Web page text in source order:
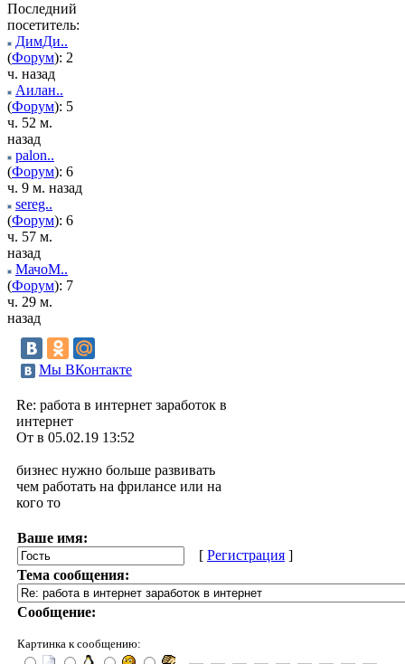
Последний
посетитель:
ДимДи..
(Форум): 2
ч. назад
Аилан..
(Форум): 5
ч. 52 м.
назад
palon..
(Форум): 6
ч. 9 м. назад
sereg..
(Форум): 6
ч. 57 м.
назад
МачоМ..
(Форум): 7
ч. 29 м.
назад
Мы ВКонтакте
Re: работа в интернет заработок в
интернет
От в 05.02.19 13:52
бизнес нужно больше развивать
чем работать на фрилансе или на
кого то
Ваше имя:
[ Регистрация ]
Тема сообщения:
Сообщение:
Картинка к сообщению: